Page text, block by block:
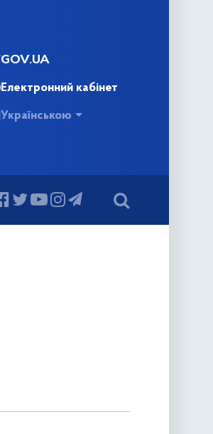
GOV.UA
Електронний кабінет
Українською